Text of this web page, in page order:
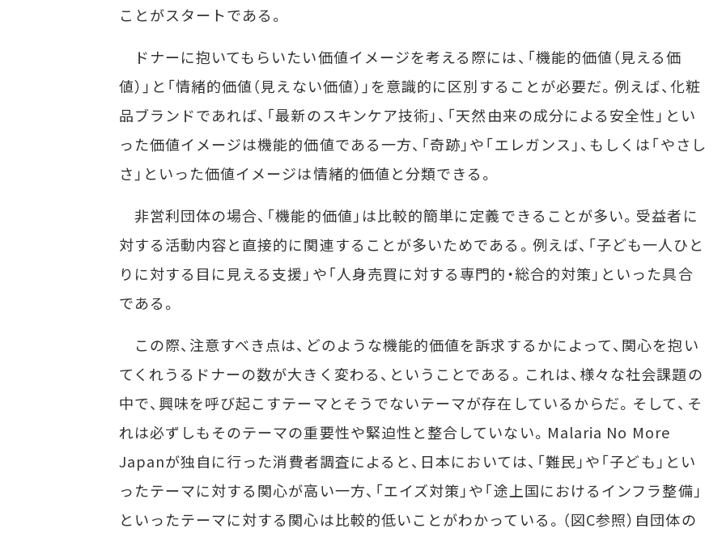
ことがスタートである。
ドナーに抱いてもらいたい価値イメージを考える際には、「機能的価値（見える価
値）」と「情緒的価値（見えない価値）」を意識的に区別することが必要だ。例えば、化粧
品ブランドであれば、「最新のスキンケア技術」、「天然由来の成分による安全性」とい
った価値イメージは機能的価値である一方、「奇跡」や「エレガンス」、もしくは「やさし
さ」といった価値イメージは情緒的価値と分類できる。
非営利団体の場合、「機能的価値」は比較的簡単に定義できることが多い。受益者に
対する活動内容と直接的に関連することが多いためである。例えば、「子ども一人ひと
りに対する目に見える支援」や「人身売買に対する専門的・総合的対策」といった具合
である。
この際、注意すべき点は、どのような機能的価値を訴求するかによって、関心を抱い
てくれうるドナーの数が大きく変わる、ということである。これは、様々な社会課題の
中で、興味を呼び起こすテーマとそうでないテーマが存在しているからだ。そして、そ
れは必ずしもそのテーマの重要性や緊迫性と整合していない。Malaria No More
Japanが独自に行った消費者調査によると、日本においては、「難民」や「子ども」とい
ったテーマに対する関心が高い一方、「エイズ対策」や「途上国におけるインフラ整備」
といったテーマに対する関心は比較的低いことがわかっている。（図C参照）自団体の